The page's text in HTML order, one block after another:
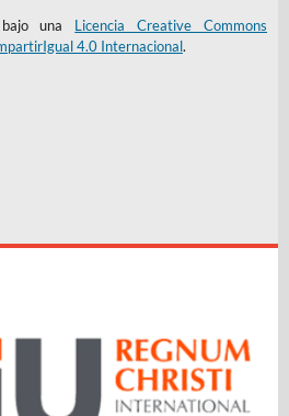
una Licencia Creative Commons
4.0 Internacional.